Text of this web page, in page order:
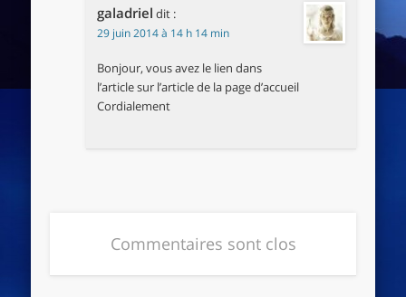
galadriel dit :
29 juin 2014 à 14 h 14 min
Bonjour, vous avez le lien dans
l’article sur l’article de la page d’accueil
Cordialement
Commentaires sont clos